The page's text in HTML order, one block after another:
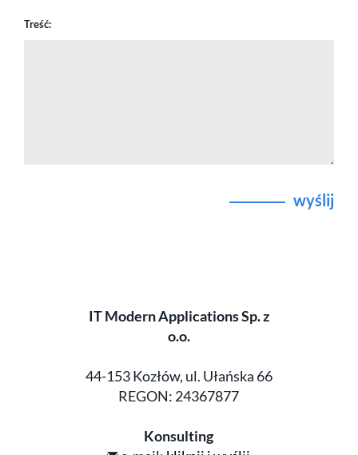
Treść:
wyślij
IT Modern Applications Sp. z
o.o.
44-153 Kozłów, ul. Ułańska 66
REGON: 24367877
Konsulting